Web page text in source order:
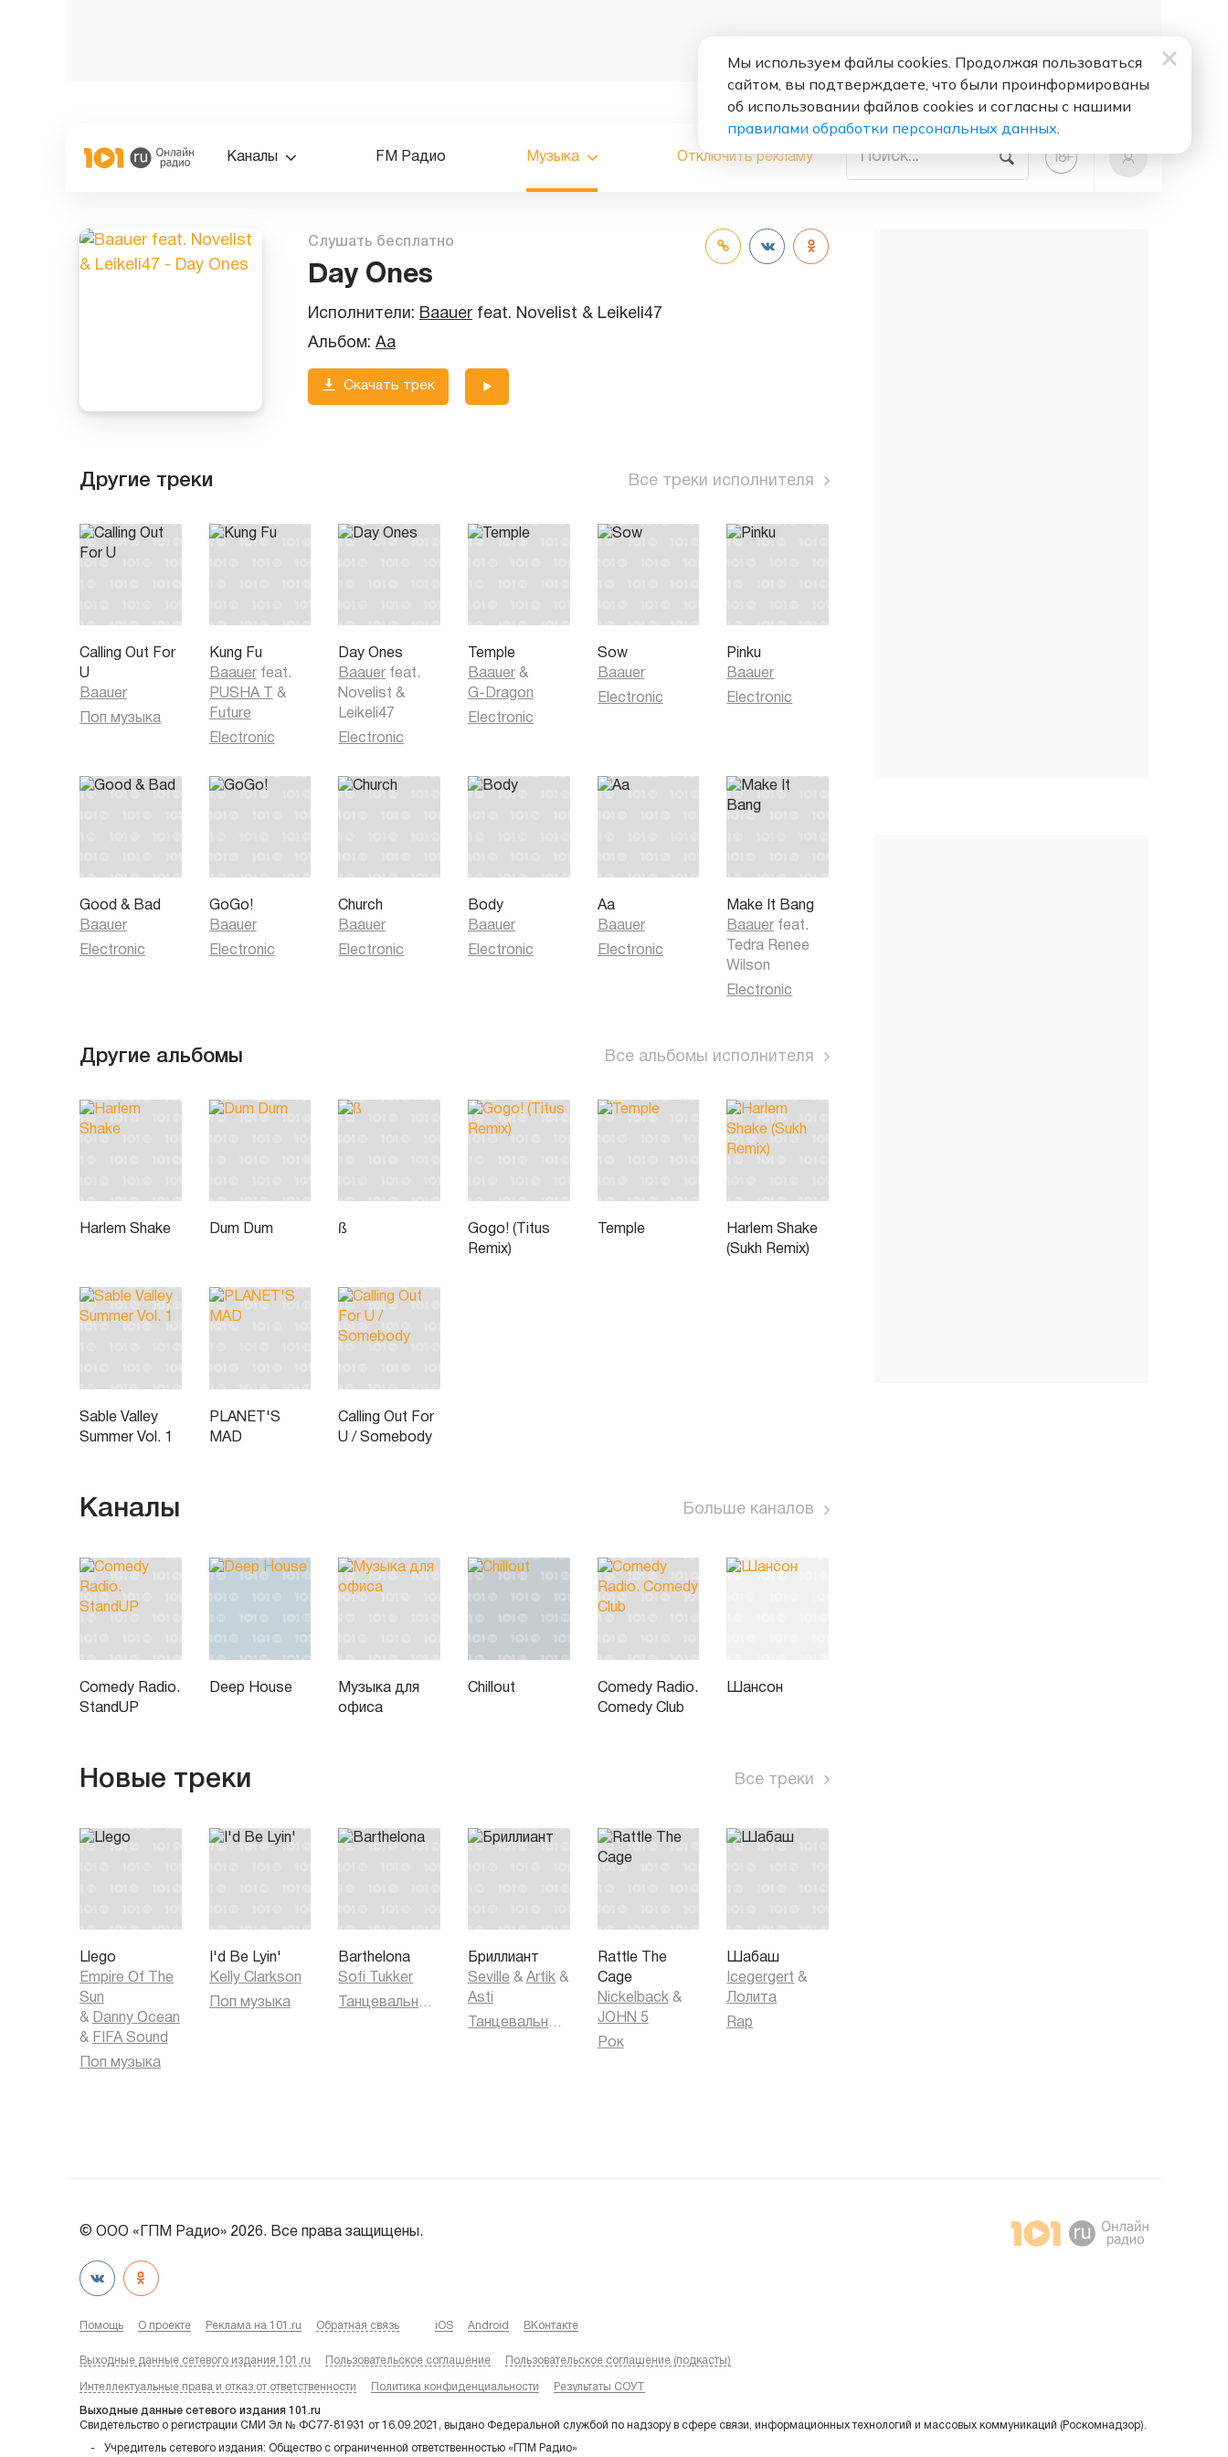
Каналы FM Радио Музыка Отключить рекламу 18+
Слушать бесплатно
Day Ones
Исполнители: Baauer feat. Novelist & Leikeli47
Альбом: Aa
Скачать трек
Другие треки Все треки исполнителя
Calling Out For
U
Baauer
Поп музыка
Kung Fu
Baauer feat.
PUSHA T
&
Future
Electronic
Day Ones
Baauer feat.
Novelist &
Leikeli47
Electronic
Temple
Baauer &
G-Dragon
Electronic
Sow
Baauer
Electronic
Pinku
Baauer
Electronic
Good & Bad
Baauer
Electronic
GoGo!
Baauer
Electronic
Church
Baauer
Electronic
Body
Baauer
Electronic
Aa
Baauer
Electronic
Make It Bang
Baauer feat.
Tedra Renee
Wilson
Electronic
Другие альбомы Все альбомы исполнителя
Harlem Shake Dum Dum ß
Gogo! (Titus
Remix)
Temple
Harlem Shake
(Sukh Remix)
Sable Valley
Summer Vol. 1
PLANET'S
MAD
Calling Out For
U / Somebody
Каналы Больше каналов
Comedy Radio.
StandUP
Deep House
Музыка для
офиса
Chillout
Comedy Radio.
Comedy Club
Шансон
Новые треки Все треки
Llego
Empire Of The
Sun
& Danny Ocean
& FIFA Sound
Поп музыка
I'd Be Lyin'
Kelly Clarkson
Поп музыка
Barthelona
Sofi Tukker
Танцевальная музыка
Бриллиант
Seville & Artik &
Asti
Танцевальная музыка
Rattle The
Cage
Nickelback &
JOHN 5
Рок
Шабаш
Icegergert &
Лолита
Rap
© ООО «ГПМ Радио» 2026. Все права защищены.
Помощь О проекте Реклама на 101.ru Обратная связь iOS Android ВКонтакте
Выходные данные сетевого издания 101.ru Пользовательское соглашение Пользовательское соглашение (подкасты)
Интеллектуальные права и отказ от ответственности Политика конфиденциальности Результаты СОУТ
Выходные данные сетевого издания 101.ru
Свидетельство о регистрации СМИ Эл № ФС77-81931 от 16.09.2021, выдано Федеральной службой по надзору в сфере связи, информационных технологий и массовых коммуникаций (Роскомнадзор).
Учредитель сетевого издания: Общество с ограниченной ответственностью «ГПМ Радио»
Мы используем файлы cookies. Продолжая пользоваться
сайтом, вы подтверждаете, что были проинформированы
об использовании файлов cookies и согласны с нашими
правилами обработки персональных данных.